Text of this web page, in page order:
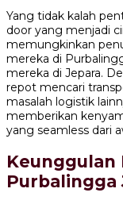
Yang tidak kalah
door yang menjadi
memungkinkan
mereka di
mereka di Jepara.
repot mencari
masalah logistik
memberikan
yang seamless dari
Keunggulan
Purbalingga